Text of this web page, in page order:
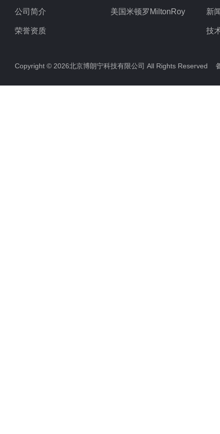
公司简介
荣誉资质
美国米顿罗MiltonRoy 新
技
Copyright © 2026北京博朗宁科技有限公司 All Rights Reserved